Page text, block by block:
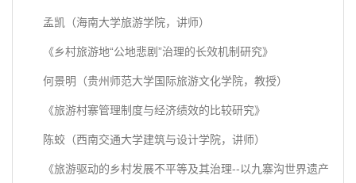
孟凯（海南大学旅游学院，讲师）
《乡村旅游地“公地悲剧”治理的长效机制研究》
何景明（贵州师范大学国际旅游文化学院，教授）
《旅游村寨管理制度与经济绩效的比较研究》
陈蛟（西南交通大学建筑与设计学院，讲师）
《旅游驱动的乡村发展不平等及其治理--以九寨沟世界遗产